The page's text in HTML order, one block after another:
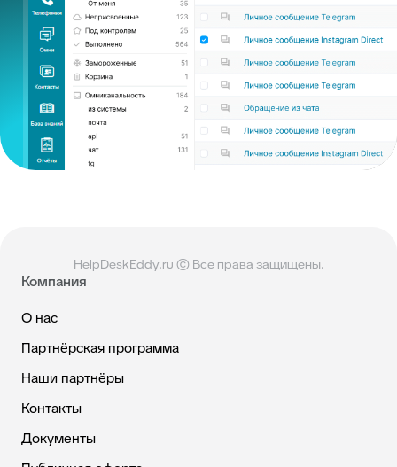
HelpDeskEddy.ru © Все права защищены.
Компания
О нас
Партнёрская программа
Наши партнёры
Контакты
Документы